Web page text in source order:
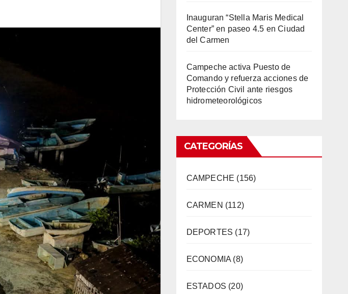
Inauguran “Stella Maris Medical
Center” en paseo 4.5 en Ciudad
del Carmen
Campeche activa Puesto de
Comando y refuerza acciones de
Protección Civil ante riesgos
hidrometeorológicos
CATEGORÍAS
CAMPECHE (156)
CARMEN (112)
DEPORTES (17)
ECONOMIA (8)
ESTADOS (20)